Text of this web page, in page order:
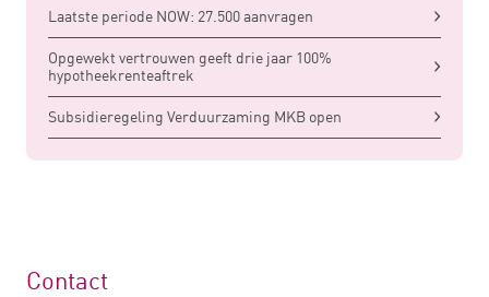
Laatste periode NOW: 27.500 aanvragen
Opgewekt vertrouwen geeft drie jaar 100%
hypotheekrenteaftrek
Subsidieregeling Verduurzaming MKB open
Contact